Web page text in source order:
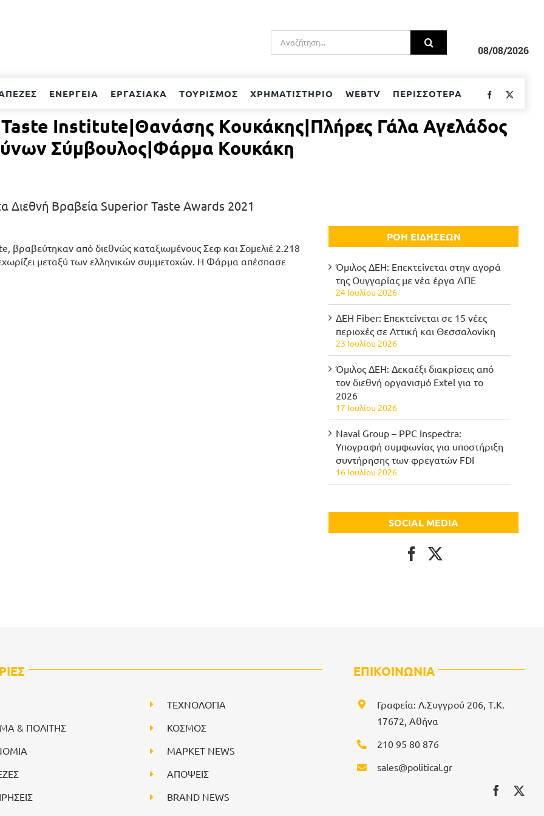
Αναζήτηση
για:
08/08/2026
ΕΝΕΡΓΕΙΑ ΕΡΓΑΣΙΑΚΑ ΤΟΥΡΙΣΜΟΣ ΧΡΗΜΑΤΙΣΤΗΡΙΟ WEBTV ΠΕΡΙΣΣΟΤΕΡΑ Facebook
Institute|Θανάσης Κουκάκης|Πλήρες Γάλα Αγελάδος
Σύμβουλος|Φάρμα Κουκάκη
Βραβεία Superior Taste Awards 2021
βραβεύτηκαν από διεθνώς καταξιωμένους Σεφ και Σομελιέ 2.218
μεταξύ των ελληνικών συμμετοχών. Η Φάρμα απέσπασε
ΡΟΗ ΕΙΔΗΣΕΩΝ
Όμιλος ΔΕΗ: Επεκτείνεται στην αγορά
της Ουγγαρίας με νέα έργα ΑΠΕ
24 Ιουλίου 2026
ΔΕΗ Fiber: Επεκτείνεται σε 15 νέες
περιοχές σε Αττική και Θεσσαλονίκη
23 Ιουλίου 2026
Όμιλος ΔΕΗ: Δεκαέξι διακρίσεις από
τον διεθνή οργανισμό Extel για το
2026
17 Ιουλίου 2026
Naval Group – PPC Inspectra:
Υπογραφή συμφωνίας για υποστήριξη
συντήρησης των φρεγατών FDI
16 Ιουλίου 2026
SOCIAL MEDIA
& ΠΟΛΙΤΗΣ
ΤΕΧΝΟΛΟΓΙΑ
ΚΟΣΜΟΣ
ΜΑΡΚΕΤ NEWS
ΑΠΟΨΕΙΣ
BRAND NEWS
ΕΠΙΚΟΙΝΩΝΙΑ
Γραφεία: Λ.Συγγρού 206, Τ.Κ.
17672, Αθήνα
210 95 80 876
sales@political.gr